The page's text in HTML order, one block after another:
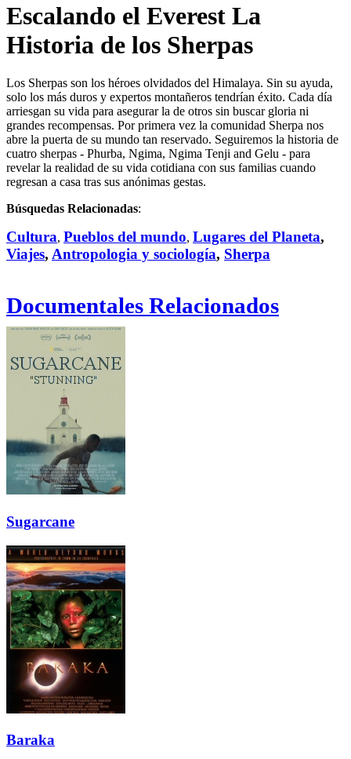
Escalando el Everest La
Historia de los Sherpas
Los Sherpas son los héroes olvidados del Himalaya. Sin su ayuda,
solo los más duros y expertos montañeros tendrían éxito. Cada día
arriesgan su vida para asegurar la de otros sin buscar gloria ni
grandes recompensas. Por primera vez la comunidad Sherpa nos
abre la puerta de su mundo tan reservado. Seguiremos la historia de
cuatro sherpas - Phurba, Ngima, Ngima Tenji and Gelu - para
revelar la realidad de su vida cotidiana con sus familias cuando
regresan a casa tras sus anónimas gestas.
Búsquedas Relacionadas:
Cultura, Pueblos del mundo, Lugares del Planeta,
Viajes, Antropologia y sociología, Sherpa
Documentales Relacionados
Sugarcane
Baraka